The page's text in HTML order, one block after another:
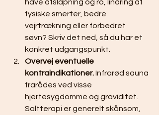
have afslapning og ro, lindring af
fysiske smerter, bedre
vejrtrækning eller forbedret
søvn? Skriv det ned, så du har et
konkret udgangspunkt.
Overvej eventuelle
kontraindikationer. Infrarød sauna
frarådes ved visse
hjertesygdomme og graviditet.
Saltterapi er generelt skånsom,